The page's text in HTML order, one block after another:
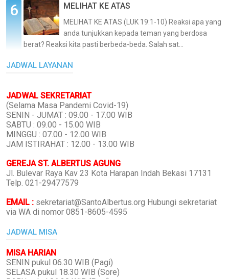
MELIHAT KE ATAS
MELIHAT KE ATAS (LUK 19:1-10) Reaksi apa yang
anda tunjukkan kepada teman yang berdosa
berat? Reaksi kita pasti berbeda-beda. Salah sat...
JADWAL LAYANAN
JADWAL SEKRETARIAT
(Selama Masa Pandemi Covid-19)
SENIN - JUMAT : 09.00 - 17.00 WIB
SABTU : 09.00 - 15.00 WIB
MINGGU : 07.00 - 12.00 WIB
JAM ISTIRAHAT : 12.00 - 13.00 WIB
GEREJA ST. ALBERTUS AGUNG
Jl. Bulevar Raya Kav 23 Kota Harapan Indah Bekasi 17131
Telp. 021-29477579
EMAIL : sekretariat@SantoAlbertus.org Hubungi sekretariat
via WA di nomor 0851-8605-4595
JADWAL MISA
MISA HARIAN
SENIN pukul 06.30 WIB (Pagi)
SELASA pukul 18.30 WIB (Sore)